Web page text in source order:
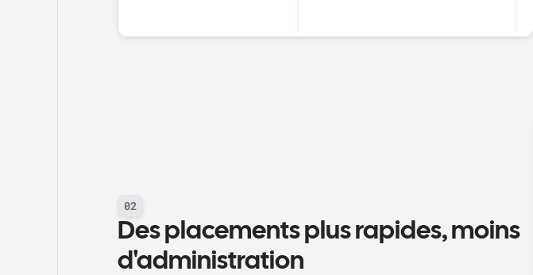
02
Des placements plus rapides, moins
d'administration